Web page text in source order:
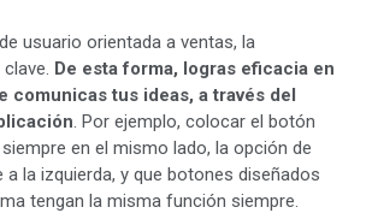
usuario orientada a ventas, la
De esta forma, logras eficacia en
comunicas tus ideas, a través del
. Por ejemplo, colocar el botón
en el mismo lado, la opción de
a la izquierda, y que botones diseñados
tengan la misma función siempre.